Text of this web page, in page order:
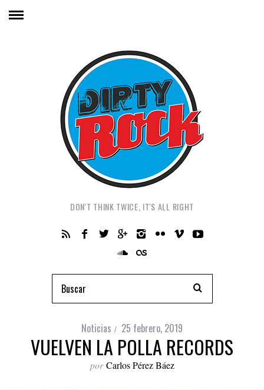
DON'T THINK TWICE, IT'S ALL RIGHT
Noticias 25 febrero, 2019
VUELVEN LA POLLA RECORDS
por Carlos Pérez Báez